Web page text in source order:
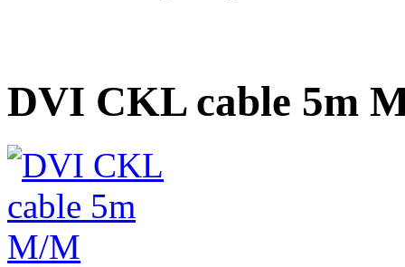
DVI CKL cable 5m